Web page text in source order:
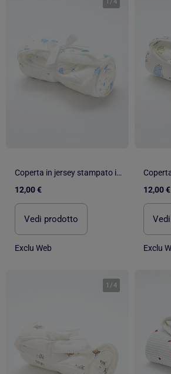
1 /4
Coperta in jersey stampato in cotone jersey
12,00 €
Vedi prodotto
Exclu Web
12,00 €
Exclu
1 /4